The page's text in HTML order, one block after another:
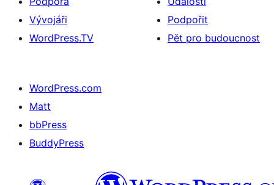
Vývojáři
WordPress.TV
Podpořit
Pět pro budoucnost
WordPress.com
Matt
bbPress
BuddyPress